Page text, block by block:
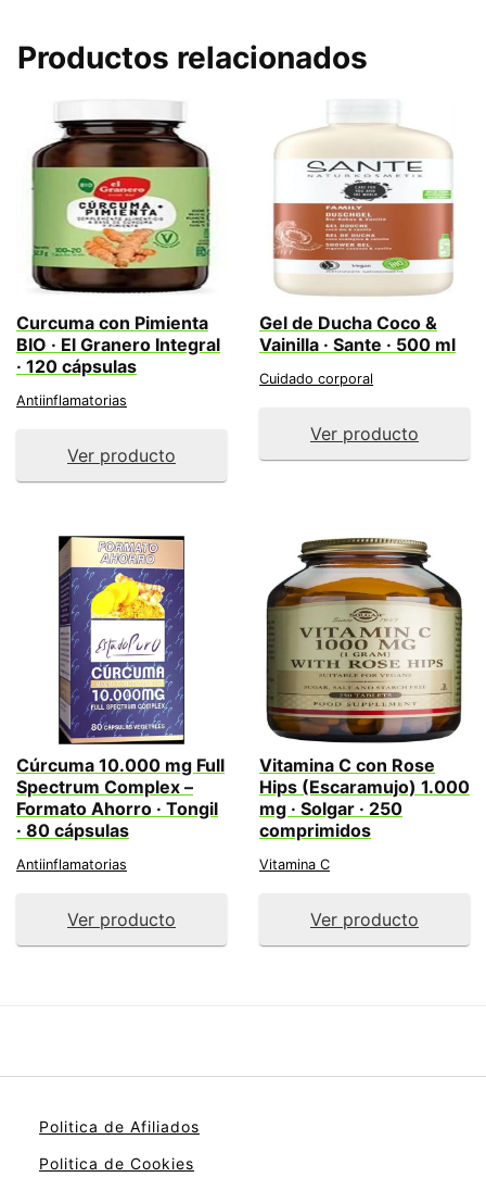
Productos relacionados
Curcuma con Pimienta
BIO · El Granero Integral
· 120 cápsulas
Antiinflamatorias
Ver producto
Gel de Ducha Coco &
Vainilla · Sante · 500 ml
Cuidado corporal
Ver producto
Cúrcuma 10.000 mg Full
Spectrum Complex –
Formato Ahorro · Tongil
· 80 cápsulas
Antiinflamatorias
Ver producto
Vitamina C con Rose
Hips (Escaramujo) 1.000
mg · Solgar · 250
comprimidos
Vitamina C
Ver producto
Politica de Afiliados
Politica de Cookies